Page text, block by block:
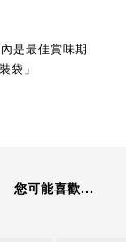
是最佳賞味期
袋」
您可能喜歡...